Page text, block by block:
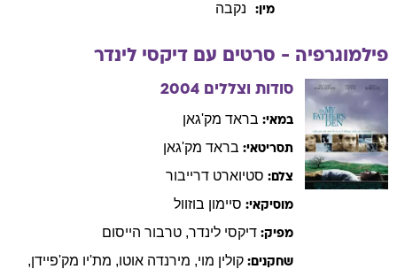
מין: נקבה
פילמוגרפיה - סרטים עם דיקסי לינדר
סודות וצללים 2004
במאי: בראד מק'גאן
תסריטאי: בראד מק'גאן
צלם: סטיוארט דרייבור
מוסיקאי: סיימון בוזוול
מפיק: דיקסי לינדר, טרבור הייסום
שחקנים: קולין מוי, מירנדה אוטו, מת'יו מק'פיידן,